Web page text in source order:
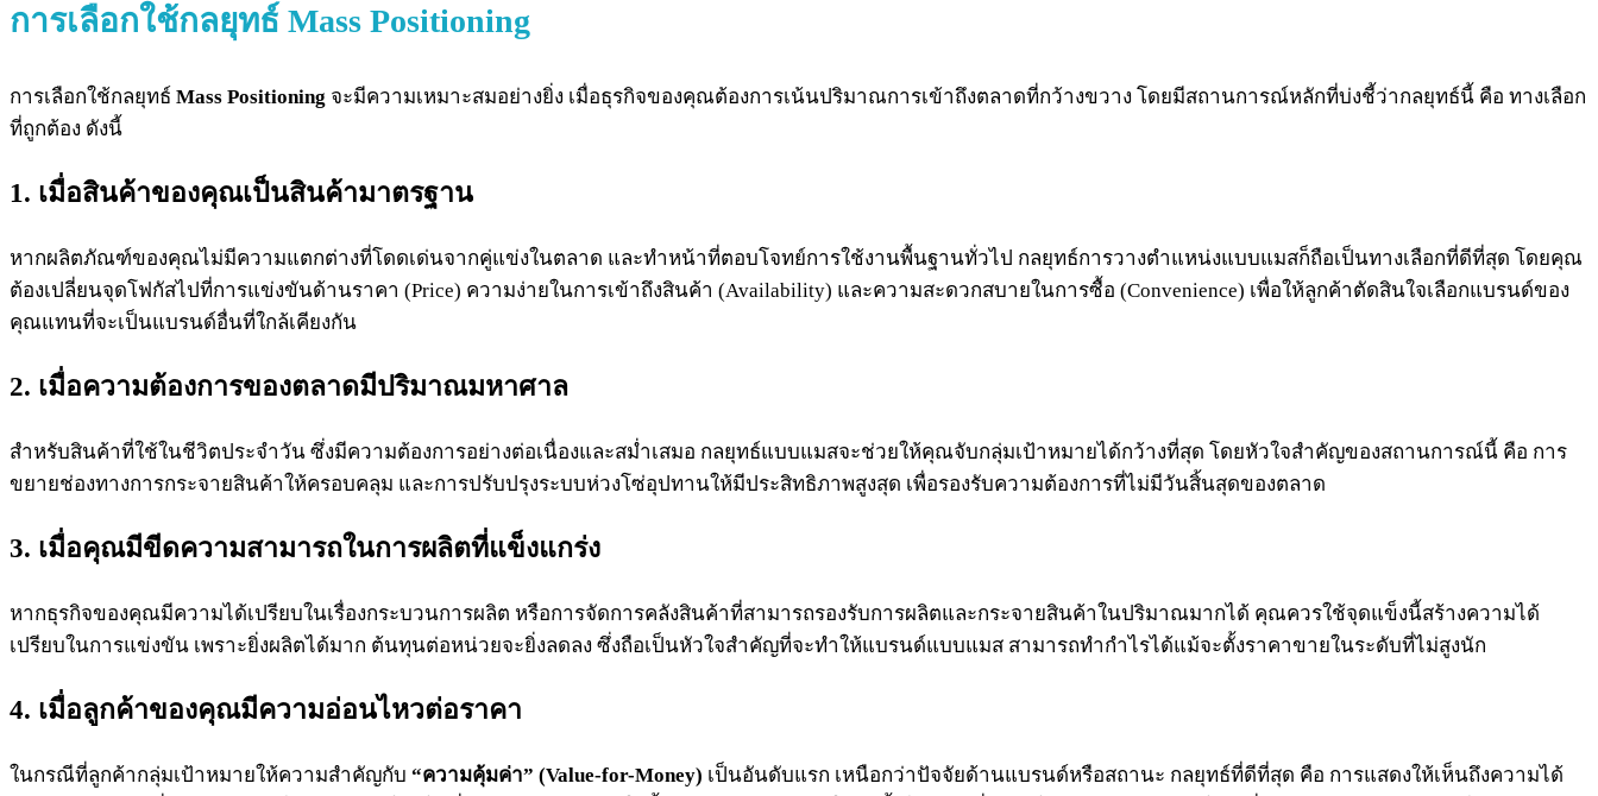
การเลือกใช้กลยุทธ์ Mass Positioning
การเลือกใช้กลยุทธ์ Mass Positioning จะมีความเหมาะสมอย่างยิ่ง เมื่อธุรกิจของคุณต้องการเน้นปริมาณการเข้าถึงตลาดที่กว้างขวาง โดยมีสถานการณ์หลักที่บ่งชี้ว่ากลยุทธ์นี้ คือ ทางเลือก
ที่ถูกต้อง ดังนี้
1. เมื่อสินค้าของคุณเป็นสินค้ามาตรฐาน
หากผลิตภัณฑ์ของคุณไม่มีความแตกต่างที่โดดเด่นจากคู่แข่งในตลาด และทำหน้าที่ตอบโจทย์การใช้งานพื้นฐานทั่วไป กลยุทธ์การวางตำแหน่งแบบแมสก็ถือเป็นทางเลือกที่ดีที่สุด โดยคุณ
ต้องเปลี่ยนจุดโฟกัสไปที่การแข่งขันด้านราคา (Price) ความง่ายในการเข้าถึงสินค้า (Availability) และความสะดวกสบายในการซื้อ (Convenience) เพื่อให้ลูกค้าตัดสินใจเลือกแบรนด์ของ
คุณแทนที่จะเป็นแบรนด์อื่นที่ใกล้เคียงกัน
2. เมื่อความต้องการของตลาดมีปริมาณมหาศาล
สำหรับสินค้าที่ใช้ในชีวิตประจำวัน ซึ่งมีความต้องการอย่างต่อเนื่องและสม่ำเสมอ กลยุทธ์แบบแมสจะช่วยให้คุณจับกลุ่มเป้าหมายได้กว้างที่สุด โดยหัวใจสำคัญของสถานการณ์นี้ คือ การ
ขยายช่องทางการกระจายสินค้าให้ครอบคลุม และการปรับปรุงระบบห่วงโซ่อุปทานให้มีประสิทธิภาพสูงสุด เพื่อรองรับความต้องการที่ไม่มีวันสิ้นสุดของตลาด
3. เมื่อคุณมีขีดความสามารถในการผลิตที่แข็งแกร่ง
หากธุรกิจของคุณมีความได้เปรียบในเรื่องกระบวนการผลิต หรือการจัดการคลังสินค้าที่สามารถรองรับการผลิตและกระจายสินค้าในปริมาณมากได้ คุณควรใช้จุดแข็งนี้สร้างความได้
เปรียบในการแข่งขัน เพราะยิ่งผลิตได้มาก ต้นทุนต่อหน่วยจะยิ่งลดลง ซึ่งถือเป็นหัวใจสำคัญที่จะทำให้แบรนด์แบบแมส สามารถทำกำไรได้แม้จะตั้งราคาขายในระดับที่ไม่สูงนัก
4. เมื่อลูกค้าของคุณมีความอ่อนไหวต่อราคา
ในกรณีที่ลูกค้ากลุ่มเป้าหมายให้ความสำคัญกับ “ความคุ้มค่า” (Value-for-Money) เป็นอันดับแรก เหนือกว่าปัจจัยด้านแบรนด์หรือสถานะ กลยุทธ์ที่ดีที่สุด คือ การแสดงให้เห็นถึงความได้